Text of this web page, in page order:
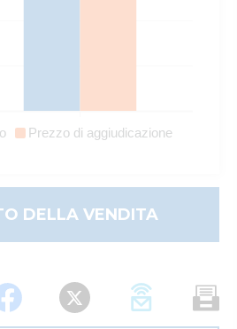
Prezzo di aggiudicazione
DELLA VENDITA